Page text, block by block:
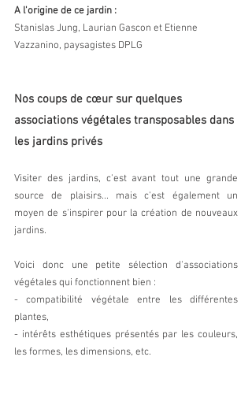
A l'origine de ce jardin :
Stanislas Jung, Laurian Gascon et Etienne
Vazzanino, paysagistes DPLG
Nos coups de cœur sur quelques
associations végétales transposables dans
les jardins privés
Visiter des jardins, c'est avant tout une grande
source de plaisirs... mais c'est également un
moyen de s'inspirer pour la création de nouveaux
jardins.
Voici donc une petite sélection d'associations
végétales qui fonctionnent bien :
- compatibilité végétale entre les différentes
plantes,
- intérêts esthétiques présentés par les couleurs,
les formes, les dimensions, etc.